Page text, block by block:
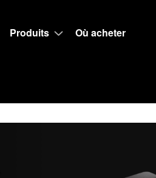
Produits Où acheter